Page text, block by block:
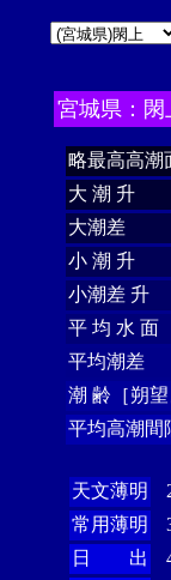
宮城県：閖
略最高高潮
大 潮 升
大潮差
小 潮 升
小潮差 升
平 均 水 面
平均潮差
潮 齢［朔望
平均高潮間
天文薄明
常用薄明
日 出